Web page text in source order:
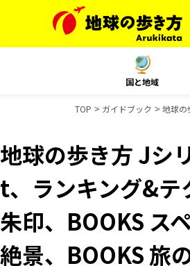
国と地域
TOP ガイドブック 地球の
地球の歩き方 Jシ
t、ランキング&
朱印、BOOKS ス
絶景、BOOKS 旅